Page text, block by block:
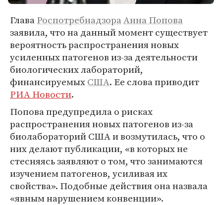
ГлаваРоспотребнадзораАнна Попова
заявила, что на данный момент существует
вероятность распространения новых
усиленных патогенов из-за деятельности
биологических лабораторий,
финансируемыхСША. Ее слова приводит
РИА Новости.
Попова предупредила о рисках
распространения новых патогенов из-за
биолабораторий США и возмутилась, что о
них делают публикации, «в которых не
стесняясь заявляют о том, что занимаются
изучением патогенов, усиливая их
свойства». Подобные действия она назвала
«явным нарушением конвенции».